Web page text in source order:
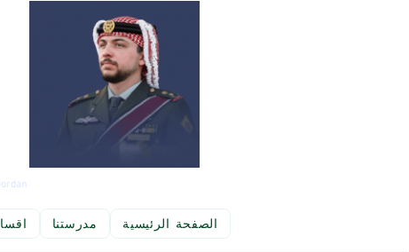
الصفحة الرئيسية مدرستنا